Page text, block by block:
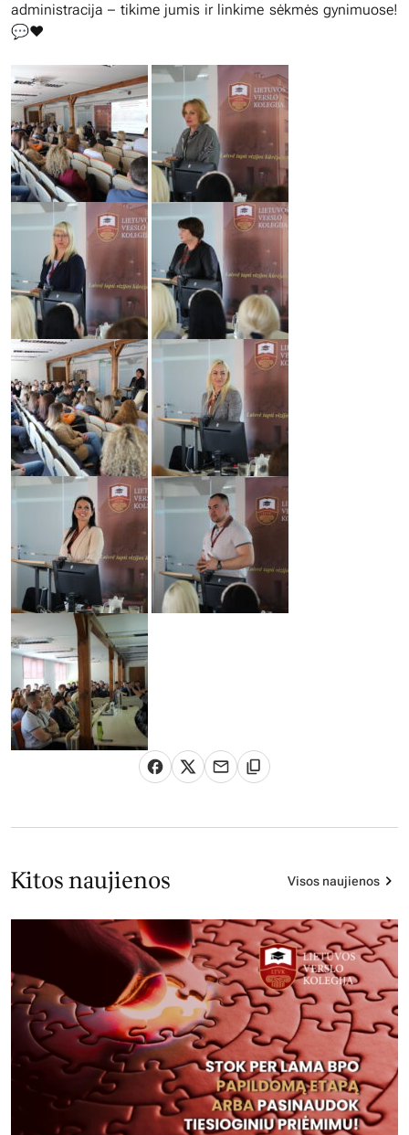
administracija – tikime jumis ir linkime sėkmės gynimuose!
💬❤️
Kitos naujienos Visos naujienos